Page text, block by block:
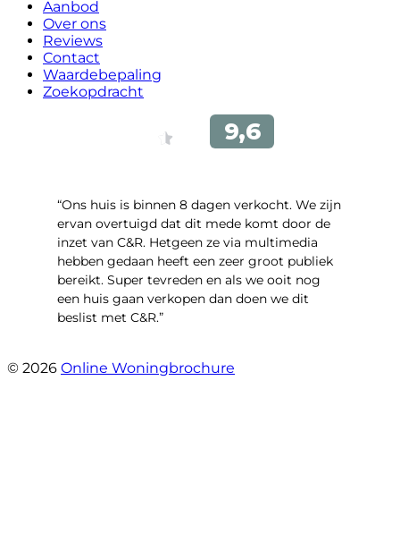
Aanbod
Over ons
Reviews
Contact
Waardebepaling
Zoekopdracht
“Ons huis is binnen 8 dagen verkocht. We zijn
ervan overtuigd dat dit mede komt door de
inzet van C&R. Hetgeen ze via multimedia
hebben gedaan heeft een zeer groot publiek
bereikt. Super tevreden en als we ooit nog
een huis gaan verkopen dan doen we dit
beslist met C&R.”
© 2026 Online Woningbrochure